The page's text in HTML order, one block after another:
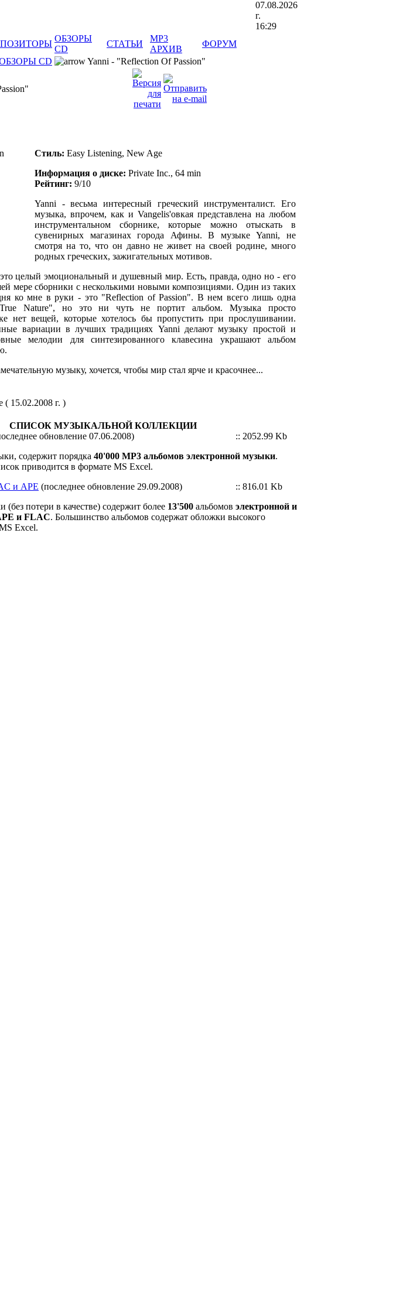
07.08.2026
г.
16:29
ОБЗОРЫ
CD
СТАТЬИ
MP3
АРХИВ
ФОРУМ
CD Yanni - "Reflection Of Passion"
Стиль: Easy Listening, New Age
Информация о диске: Private Inc., 64 min
Рейтинг: 9/10
Yanni - весьма интересный греческий инструменталист. Его
музыка, впрочем, как и Vangelis'овкая представлена на любом
инструментальном сборнике, которые можно отыскать в
сувенирных магазинах города Афины. В музыке Yanni, не
смотря на то, что он давно не живет на своей родине, много
родных греческих, зажигательных мотивов.
целый эмоциональный и душевный мир. Есть, правда, одно но - его
мере сборники с несколькими новыми композициями. Один из таких
ко мне в руки - это "Reflection of Passion". В нем всего лишь одна
Nature", но это ни чуть не портит альбом. Музыка просто
нет вещей, которые хотелось бы пропустить при прослушивании.
вариации в лучших традициях Yanni делают музыку простой и
мелодии для синтезированного клавесина украшают альбом
музыку, хочется, чтобы мир стал ярче и красочнее...
( 15.02.2008 г. )
СПИСОК МУЗЫКАЛЬНОЙ КОЛЛЕКЦИИ
обновление 07.06.2008)
:: 2052.99 Kb
содержит порядка 40'000 MP3 альбомов электронной музыки.
приводится в формате MS Excel.
и APE (последнее обновление 29.09.2008)
:: 816.01 Kb
(без потери в качестве) содержит более 13'500 альбомов электронной и
и FLAC. Большинство альбомов содержат обложки высокого
Excel.